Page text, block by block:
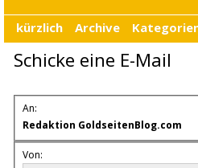
kürzlich Archive
Schicke eine E-Mail
An:
Redaktion GoldseitenBlog.com
Von: